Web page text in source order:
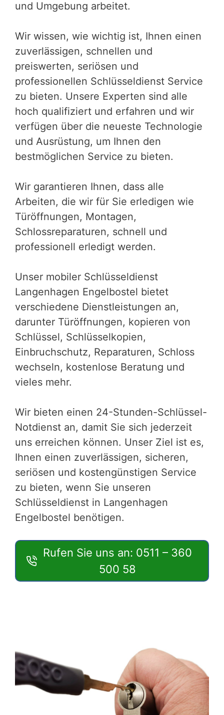
und Umgebung arbeitet.
Wir wissen, wie wichtig ist, Ihnen einen
zuverlässigen, schnellen und
preiswerten, seriösen und
professionellen Schlüsseldienst Service
zu bieten. Unsere Experten sind alle
hoch qualifiziert und erfahren und wir
verfügen über die neueste Technologie
und Ausrüstung, um Ihnen den
bestmöglichen Service zu bieten.
Wir garantieren Ihnen, dass alle
Arbeiten, die wir für Sie erledigen wie
Türöffnungen, Montagen,
Schlossreparaturen, schnell und
professionell erledigt werden.
Unser mobiler Schlüsseldienst
Langenhagen Engelbostel bietet
verschiedene Dienstleistungen an,
darunter Türöffnungen, kopieren von
Schlüssel, Schlüsselkopien,
Einbruchschutz, Reparaturen, Schloss
wechseln, kostenlose Beratung und
vieles mehr.
Wir bieten einen 24-Stunden-Schlüssel-
Notdienst an, damit Sie sich jederzeit
uns erreichen können. Unser Ziel ist es,
Ihnen einen zuverlässigen, sicheren,
seriösen und kostengünstigen Service
zu bieten, wenn Sie unseren
Schlüsseldienst in Langenhagen
Engelbostel benötigen.
Rufen Sie uns an: 0511 – 360
500 58